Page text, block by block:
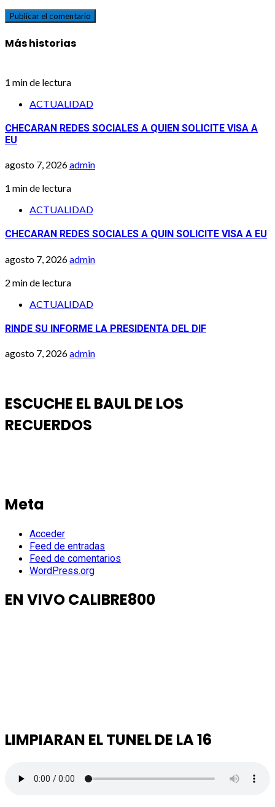
Más historias
1 min de lectura
ACTUALIDAD
CHECARAN REDES SOCIALES A QUIEN SOLICITE VISA A
EU
agosto 7, 2026admin
1 min de lectura
ACTUALIDAD
CHECARAN REDES SOCIALES A QUIN SOLICITE VISA A EU
agosto 7, 2026admin
2 min de lectura
ACTUALIDAD
RINDE SU INFORME LA PRESIDENTA DEL DIF
agosto 7, 2026admin
ESCUCHE EL BAUL DE LOS
RECUERDOS
Meta
Acceder
Feed de entradas
Feed de comentarios
WordPress.org
EN VIVO CALIBRE800
LIMPIARAN EL TUNEL DE LA 16